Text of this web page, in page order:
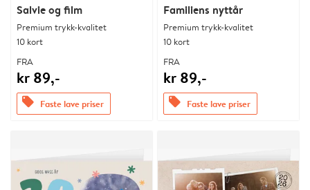
Salvie og film
Premium trykk-kvalitet
10 kort
FRA
kr 89,-
offers Faste lave priser
Familiens nyttår
Premium trykk-kvalitet
10 kort
FRA
kr 89,-
offers Faste lave priser